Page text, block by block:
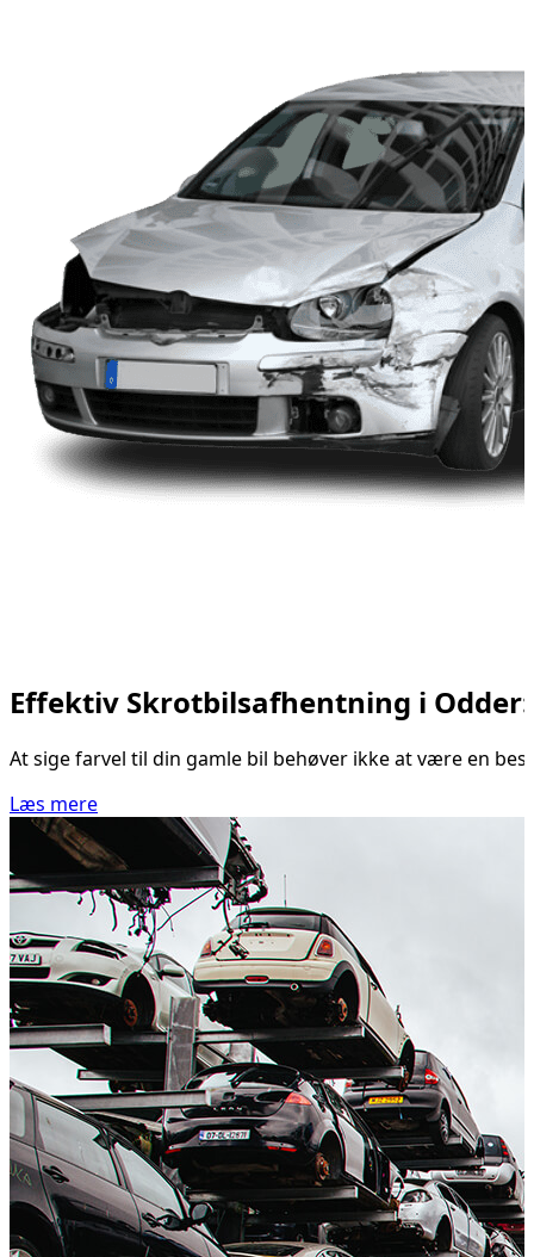
Effektiv Skrotbilsafhentning i
At sige farvel til din gamle bil behøver ikke at være en
Læs mere